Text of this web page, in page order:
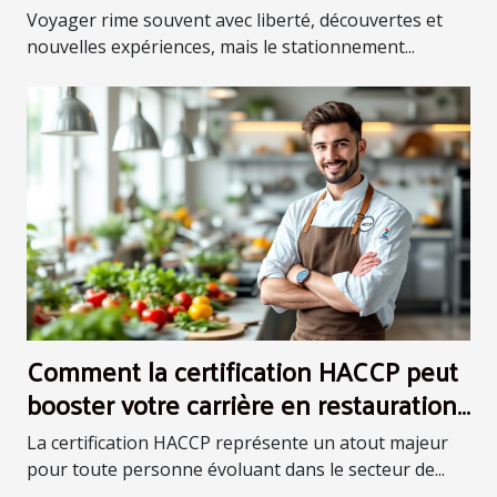
Voyager rime souvent avec liberté, découvertes et
nouvelles expériences, mais le stationnement...
Comment la certification HACCP peut
booster votre carrière en restauration
?
La certification HACCP représente un atout majeur
pour toute personne évoluant dans le secteur de...